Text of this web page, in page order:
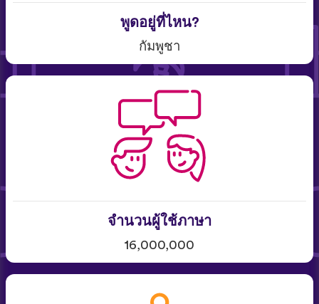
พูดอยู่ที่ไหน?
กัมพูชา
จำนวนผู้ใช้ภาษา
16,000,000